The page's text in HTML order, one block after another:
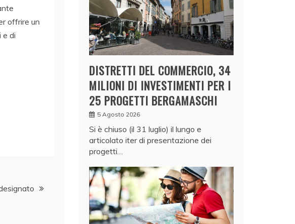
offrire un
e di
DISTRETTI DEL COMMERCIO, 34
MILIONI DI INVESTIMENTI PER I
25 PROGETTI BERGAMASCHI
5 Agosto 2026
Si è chiuso (il 31 luglio) il lungo e
articolato iter di presentazione dei
progetti…